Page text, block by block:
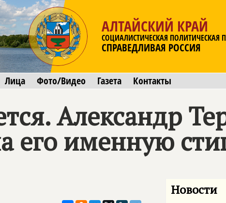
АЛТАЙСКИЙ КРАЙ
СОЦИАЛИСТИЧЕСКАЯ ПОЛИТИЧЕСКАЯ
СПРАВЕДЛИВАЯ РОССИЯ
Лица Фото/Видео Газета Контакты
Александр
его именную
Новости